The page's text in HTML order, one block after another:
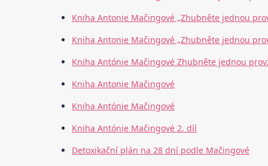
Kniha Antonie Mačingové „Zhubněte jednou
Kniha Antonie Mačingové „Zhubněte jednou
Kniha Antónie Mačingové Zhubněte jednou
Kniha Antonie Mačingové
Kniha Antónie Mačingové
Kniha Antónie Mačingové 2. díl
Detoxikační plán na 28 dní podle Mačingové